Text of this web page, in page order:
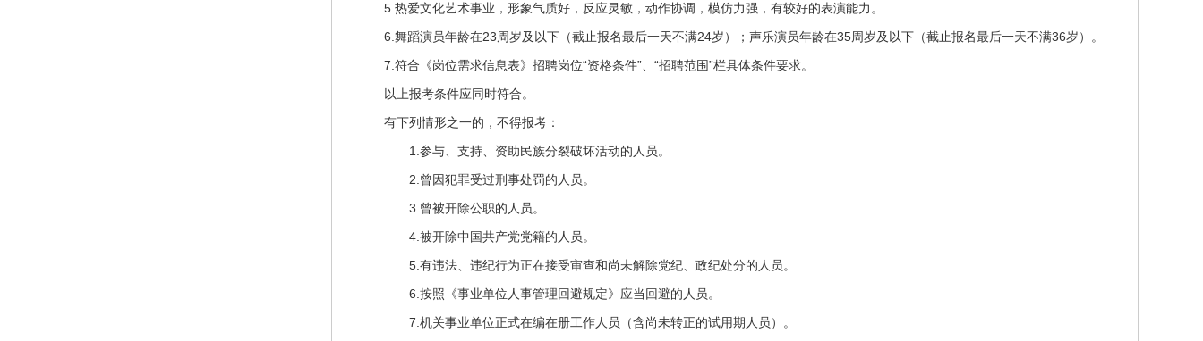
5.热爱文化艺术事业，形象气质好，反应灵敏，动作协调，模仿力强，有较好的表演能力。
6.舞蹈演员年龄在23周岁及以下（截止报名最后一天不满24岁）；声乐演员年龄在35周岁及以下（截止报名最后一天不满36岁）。
7.符合《岗位需求信息表》招聘岗位“资格条件”、“招聘范围”栏具体条件要求。
以上报考条件应同时符合。
有下列情形之一的，不得报考：
1.参与、支持、资助民族分裂破坏活动的人员。
2.曾因犯罪受过刑事处罚的人员。
3.曾被开除公职的人员。
4.被开除中国共产党党籍的人员。
5.有违法、违纪行为正在接受审查和尚未解除党纪、政纪处分的人员。
6.按照《事业单位人事管理回避规定》应当回避的人员。
7.机关事业单位正式在编在册工作人员（含尚未转正的试用期人员）。